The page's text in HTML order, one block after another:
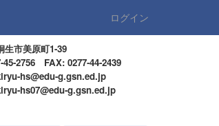
ログイン
市美原町1-39
FAX: 0277-44-2439
hs@edu-g.gsn.ed.jp
hs07@edu-g.gsn.ed.jp